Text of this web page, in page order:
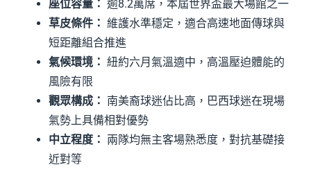
座位容量： 逾8.2萬席，本屆世界盃最大場館之一
草皮條件： 維護水準穩定，適合高速地面傳球與
短距離組合推進
氣候環境： 紐約六月氣溫適中，高溫壓迫體能的
風險有限
觀眾構成： 南美裔球迷佔比高，巴西球迷在現場
氣勢上具備相對優勢
中立程度： 兩隊均無主客場熟悉度，對抗基礎接
近對等